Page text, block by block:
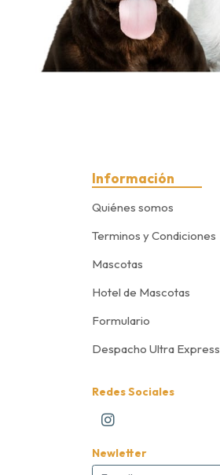
Información
Quiénes somos
Terminos y Condiciones
Mascotas
Hotel de Mascotas
Formulario
Despacho Ultra Express
Redes Sociales
Newletter